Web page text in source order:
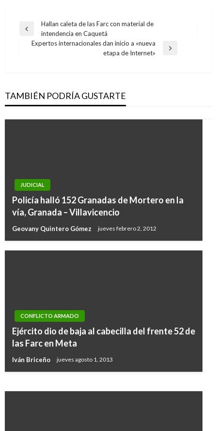
Navegación
Entrada
anterior
Hallan caleta de las Farc con material de
intendencia en Caquetá
Expertos internacionales dan inicio a «nueva
etapa de Internet»
TAMBIÉN PODRÍA GUSTARTE
JUDICIAL
Policía halló 152 Granadas de Mortero en la
vía, Granada – Villavicencio
Geovany Quintero Gómez jueves febrero 2, 2012
CONFLICTO ARMADO
Ejército dio de baja al cabecilla del frente 52 de
las Farc en Meta
Iván Briceño jueves agosto 1, 2013
Procuraduría destituyó e inhabilitó por 11